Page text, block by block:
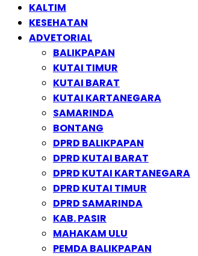
KALTIM
KESEHATAN
ADVETORIAL
BALIKPAPAN
KUTAI TIMUR
KUTAI BARAT
KUTAI KARTANEGARA
SAMARINDA
BONTANG
DPRD BALIKPAPAN
DPRD KUTAI BARAT
DPRD KUTAI KARTANEGARA
DPRD KUTAI TIMUR
DPRD SAMARINDA
KAB. PASIR
MAHAKAM ULU
PEMDA BALIKPAPAN